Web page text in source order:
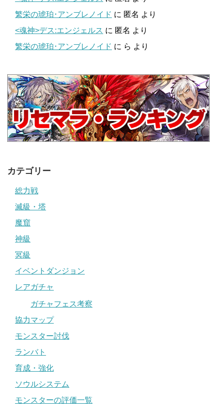
繁栄の琥珀･アンブレノイド に 匿名 より
<魂神>デス:エンジェルス に 匿名 より
繁栄の琥珀･アンブレノイド に ら より
カテゴリー
総力戦
滅級・塔
魔窟
神級
冥級
イベントダンジョン
レアガチャ
ガチャフェス考察
協力マップ
モンスター討伐
ランバト
育成・強化
ソウルシステム
モンスターの評価一覧